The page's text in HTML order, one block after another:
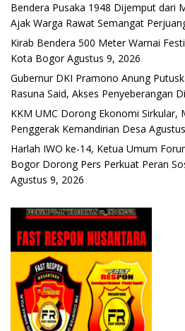
Bendera Pusaka 1948 Dijemput dari
Ajak Warga Rawat Semangat
Kirab Bendera 500 Meter Warnai
Kota Bogor Agustus 9, 2026
Gubernur DKI Pramono Anung
Rasuna Said, Akses Penyeberangan
KKM UMC Dorong Ekonomi Sirkular,
Penggerak Kemandirian Desa
Harlah IWO ke-14, Ketua Umum
Bogor Dorong Pers Perkuat Peran
Agustus 9, 2026